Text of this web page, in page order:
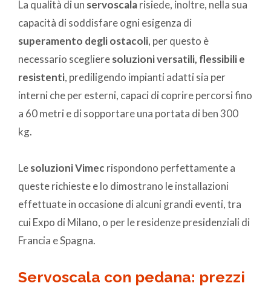
La qualità di un servoscalarisiede, inoltre, nella sua
capacità di soddisfare ogni esigenza di
superamento degli ostacoli, per questo è
necessario sceglieresoluzioni versatili, flessibili e
resistenti, prediligendo impianti adatti sia per
interni che per esterni, capaci di coprire percorsi fino
a 60 metri e di sopportare una portata di ben 300
kg.
Lesoluzioni Vimecrispondono perfettamente a
queste richieste e lo dimostrano le installazioni
effettuate in occasione di alcuni grandi eventi, tra
cui Expo di Milano, o per le residenze presidenziali di
Francia e Spagna.
Servoscala con pedana: prezzi